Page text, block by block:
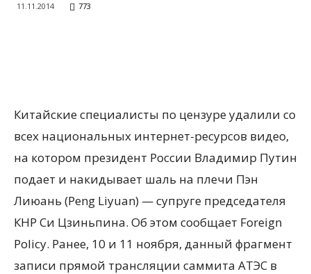
11.11.2014 773
Китайские специалисты по цензуре удалили со
всех национальных интернет-ресурсов видео,
на котором президент России Владимир Путин
подает и накидывает шаль на плечи Пэн
Лиюань (Peng Liyuan) — супруге председателя
КНР Си Цзиньпина. Об этом сообщает Foreign
Policy. Ранее, 10 и 11 ноября, данный фрагмент
записи прямой трансляции саммита АТЭС в